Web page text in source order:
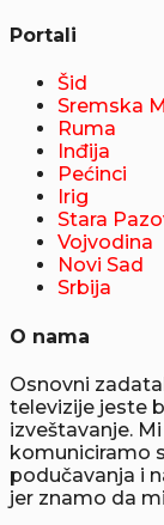
Portali
Šid
Sremska
Ruma
Inđija
Pećinci
Irig
Stara
Vojvodina
Novi Sad
Srbija
O nama
Osnovni
televizije jeste
izveštavanje.
komuniciramo
podučavanja i
jer znamo da